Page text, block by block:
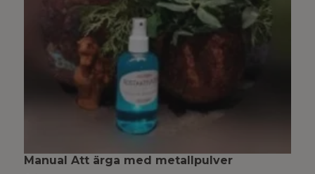
Manual Att ärga med metallpulver